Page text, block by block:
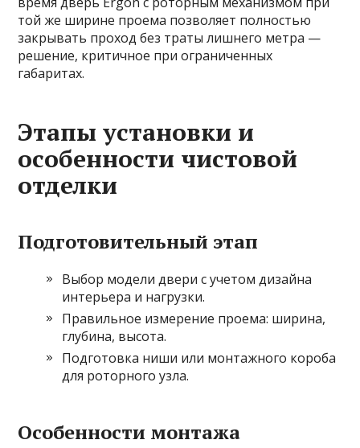
той же ширине проема позволяет полностью
закрывать проход без траты лишнего метра —
решение, критичное при ограниченных
габаритах.
Этапы установки и
особенности чистовой
отделки
Подготовительный этап
Выбор модели двери с учетом дизайна
интерьера и нагрузки.
Правильное измерение проема: ширина,
глубина, высота.
Подготовка ниши или монтажного короба
для роторного узла.
Особенности монтажа